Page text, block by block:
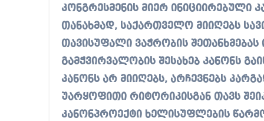
კონგრესმენის მიერ ინიციირებული
თანახმად, საქართველო მიიღებს
თავისუფალი ვაჭრობის
გამჭვირვალობის შესახებ კანონს
კანონს არ მიიღებს, არჩევნებს
უარყოფითი რიტორიკისგან თავს
კანონპროექტი ხელისუფლების